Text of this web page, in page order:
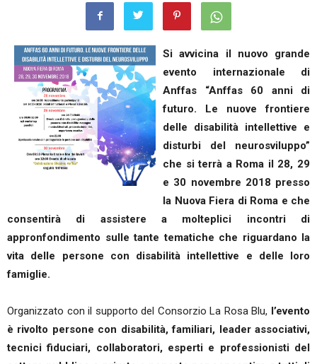
Si avvicina il nuovo grande
evento internazionale di
Anffas “Anffas 60 anni di
futuro. Le nuove frontiere
delle disabilità intellettive e
disturbi del neurosviluppo”
che si terrà a Roma il 28, 29
e 30 novembre 2018 presso
la Nuova Fiera di Roma e che
consentirà di assistere a molteplici incontri di
appronfondimento sulle tante tematiche che riguardano la
vita delle persone con disabilità intellettive e delle loro
famiglie.
Organizzato con il supporto del Consorzio La Rosa Blu, l’evento
è rivolto persone con disabilità, familiari, leader associativi,
tecnici fiduciari, collaboratori, esperti e professionisti del